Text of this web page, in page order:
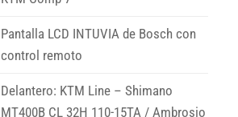
Pantalla LCD INTUVIA de Bosch con
control remoto
Delantero: KTM Line – Shimano
MT400B CL 32H 110-15TA / Ambrosio